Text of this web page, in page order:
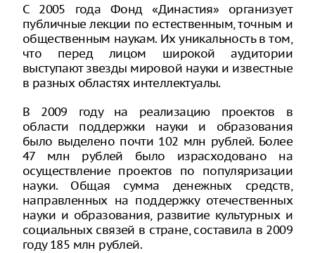
С 2005 года Фонд «Династия» организует
публичные лекции по естественным, точным и
общественным наукам. Их уникальность в том,
что перед лицом широкой аудитории
выступают звезды мировой науки и известные
в разных областях интеллектуалы.
В 2009 году на реализацию проектов в
области поддержки науки и образования
было выделено почти 102 млн рублей. Более
47 млн рублей было израсходовано на
осуществление проектов по популяризации
науки. Общая сумма денежных средств,
направленных на поддержку отечественных
науки и образования, развитие культурных и
социальных связей в стране, составила в 2009
году 185 млн рублей.